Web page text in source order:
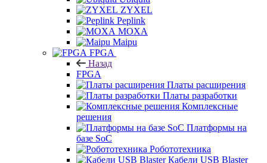
ZYXEL
Peplink
MOXA
Maipu
FPGA
Назад
FPGA
Платы расширения
Платы разработки
Комплексные
решения
Платформы на
базе SoC
Робототехника
Кабели USB Blaster